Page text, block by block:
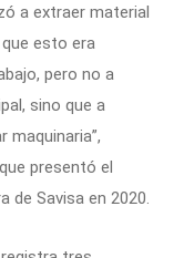
a extraer material
esto era
pero no a
sino que a
presentó el
Savisa en 2020.